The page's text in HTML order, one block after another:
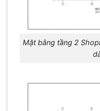
Mặt bằng tầng 2